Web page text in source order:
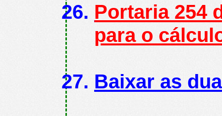
Portaria 254
para o
Baixar as